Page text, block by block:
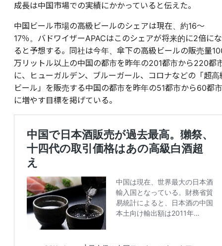
成長は中国市場での実績にかかっていると伝えた。
中国ビール市場の高級ビールのシェアは現在、約16～
17％。バドワイザーAPACはこのシェアが将来的に2倍にな
ると予想する。同社は今年、傘下の高級ビールの販売量
万リットル以上の中国の都市を昨年の201都市から220都
に、ヒューガルデン、ブルーガール、コロナなどの「超高
ビール」を販売する中国の都市を昨年の51都市から60都市
に増やす目標を掲げている。